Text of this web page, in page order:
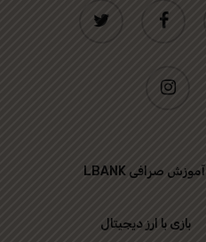
facebook
instagram
آموزش صرافی LBANK
بازی با ارز دیجیتال